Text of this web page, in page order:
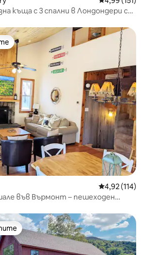
къща с 3 спални в Лондондери с
Средна
4,92 (114)
във Върмонт – пешеходен
на гостите